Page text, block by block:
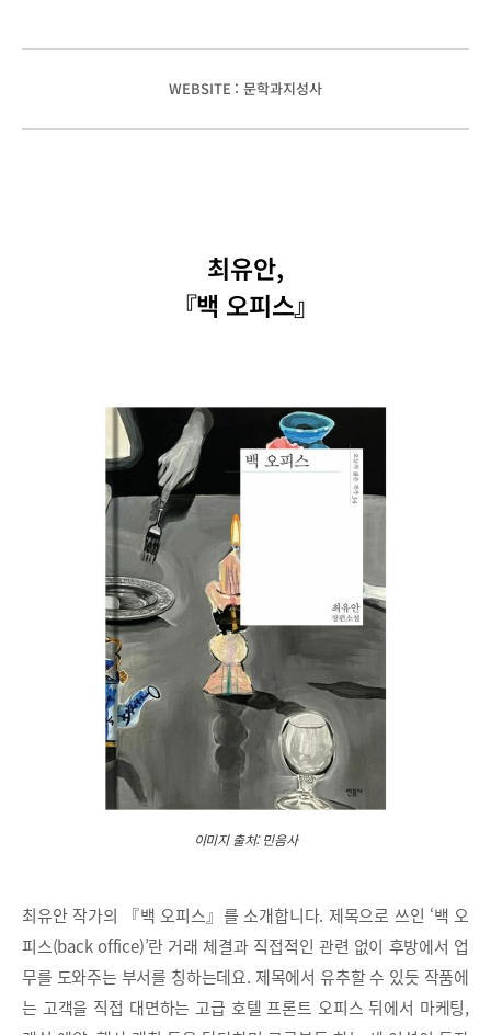
WEBSITE : 문학과지성사
최유안,
『백 오피스』
이미지 출처: 민음사
최유안 작가의 『백 오피스』를 소개합니다. 제목으로 쓰인 ‘백 오
피스(back office)’란 거래 체결과 직접적인 관련 없이 후방에서 업
무를 도와주는 부서를 칭하는데요. 제목에서 유추할 수 있듯 작품에
는 고객을 직접 대면하는 고급 호텔 프론트 오피스 뒤에서 마케팅,